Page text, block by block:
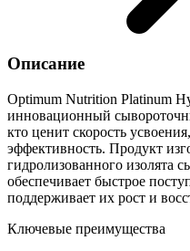
Описание
Optimum Nutrition Platinum
инновационный
кто ценит скорость
эффективность. Продукт
гидролизованного изолята
обеспечивает быстрое
поддерживает их рост и
Ключевые преимущества